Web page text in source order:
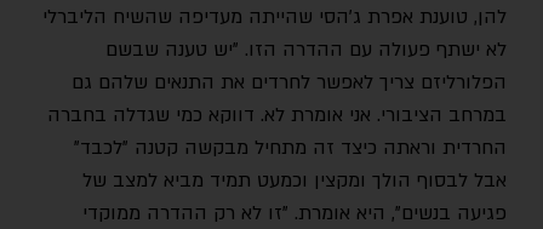
להן, טוענת אפרת ג'הסי שהייתה מעדיפה שהשיח הליברלי
לא ישתף פעולה עם ההדרה הזו. "יש טענה שבשם
הפלורליזם צריך לאפשר לחרדים את התנאים שלהם גם
במרחב הציבורי. אני אומרת לא. דווקא כמי שגדלה בחברה
החרדית וראתה כיצד זה מתחיל מבקשה קטנה "לכבד"
אבל לבסוף הולך ומקצין וכמעט תמיד מביא למצב של
פגיעה בנשים", היא אומרת. "זו לא רק ההדרה ממוקדי